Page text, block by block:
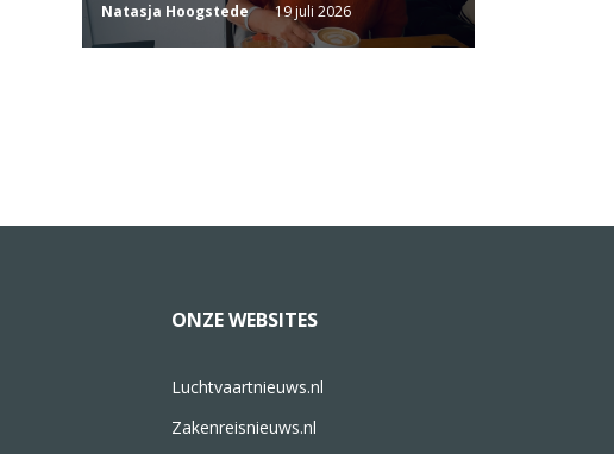
Natasja Hoogstede 19 juli 2026
ONZE WEBSITES
Luchtvaartnieuws.nl
Zakenreisnieuws.nl